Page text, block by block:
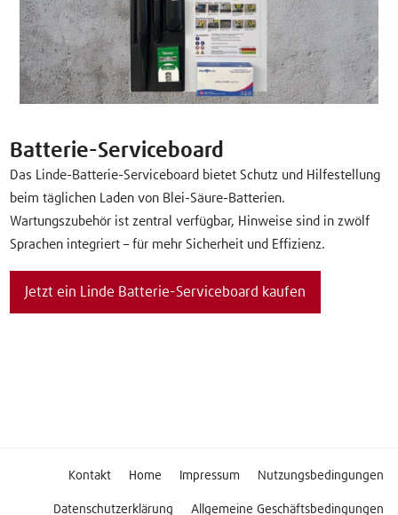
Batterie-Serviceboard
Das Linde-Batterie-Serviceboard bietet Schutz und Hilfestellung
beim täglichen Laden von Blei-Säure-Batterien.
Wartungszubehör ist zentral verfügbar, Hinweise sind in zwölf
Sprachen integriert – für mehr Sicherheit und Effizienz.
Jetzt ein Linde Batterie-Serviceboard kaufen
Kontakt Home Impressum Nutzungsbedingungen
Datenschutzerklärung Allgemeine Geschäftsbedingungen